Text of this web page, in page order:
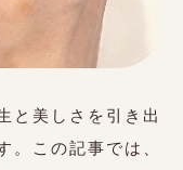
と美しさを引き出
。この記事では、